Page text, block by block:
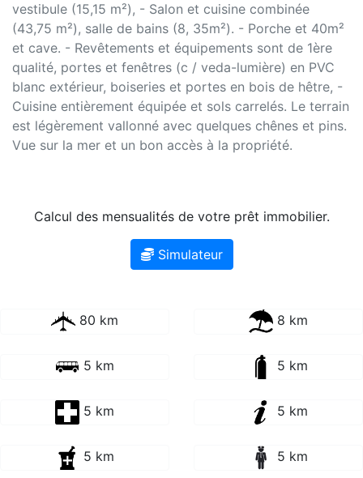
vestibule (15,15 m²), - Salon et cuisine combinée
(43,75 m²), salle de bains (8, 35m²). - Porche et 40m²
et cave. - Revêtements et équipements sont de 1ère
qualité, portes et fenêtres (c / veda-lumière) en PVC
blanc extérieur, boiseries et portes en bois de hêtre, -
Cuisine entièrement équipée et sols carrelés. Le terrain
est légèrement vallonné avec quelques chênes et pins.
Vue sur la mer et un bon accès à la propriété.
Calcul des mensualités de votre prêt immobilier.
Simulateur
80 km 8 km
5 km 5 km
5 km 5 km
5 km 5 km